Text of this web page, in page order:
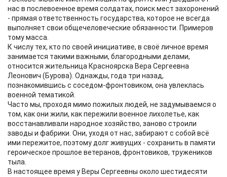
нас в послевоенное время солдатах, поиск мест захоронений
- прямая ответственность государства, которое не всегда
выполняет свои общечеловеческие обязанности. Примеров
тому масса.
К числу тех, кто по своей инициативе, в своё личное время
занимается такими важными, благородными делами,
относится жительница Красноярска Вера Сергеевна
Леонович (Бурова). Однажды, года три назад,
познакомившись с соседом-фронтовиком, она увлеклась
военной тематикой.
Часто мы, проходя мимо пожилых людей, не задумываемся о
том, как они жили, как пережили военное лихолетье, как
восстанавливали народное хозяйство, заново строили
заводы и фабрики. Они, уходя от нас, забирают с собой всё
ими пережитое, поэтому долг живущих - сохранить в памяти
героическое прошлое ветеранов, фронтовиков, тружеников
тыла.
В настоящее время у Веры Сергеевны около шестидесяти